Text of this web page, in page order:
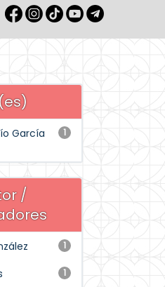
1
García
/
1
1